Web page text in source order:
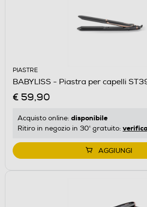
PIASTRE
BABYLISS - Piastra per capelli
€ 59,90
Acquisto online: disponibile
Ritiro in negozio in 30' gratuito: verifica
AGGIUNGI